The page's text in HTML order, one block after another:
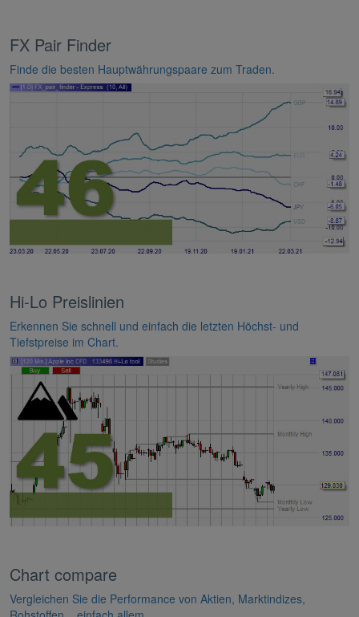
FX Pair Finder
Finde die besten Hauptwährungspaare zum Traden.
Hi-Lo Preislinien
Erkennen Sie schnell und einfach die letzten Höchst- und
Tiefstpreise im Chart.
Chart compare
Vergleichen Sie die Performance von Aktien, Marktindizes,